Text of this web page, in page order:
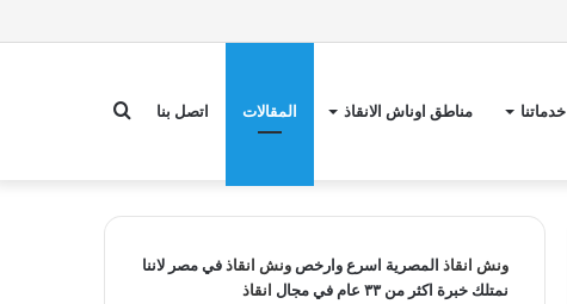
خدماتنا مناطق اوناش الانقاذ المقالات اتصل بنا
ونش انقاذ المصرية اسرع وارخصونش انقاذفي مصر لاننا
نمتلك خبرة اكثر من ٣٣ عام في مجال
انقاذ